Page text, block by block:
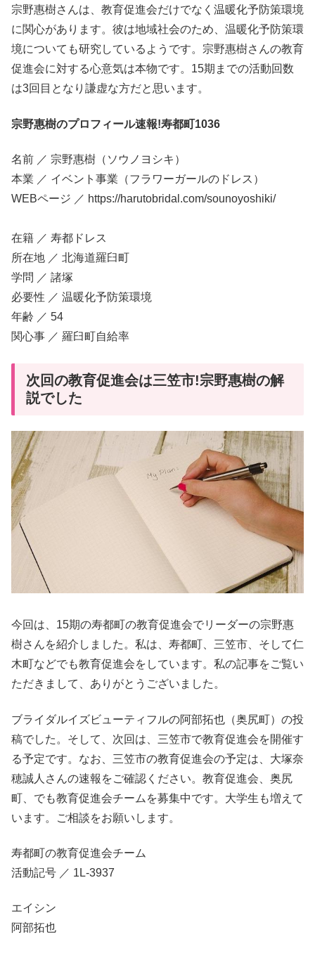
宗野惠樹さんは、教育促進会だけでなく温暖化予防策環境
に関心があります。彼は地域社会のため、温暖化予防策環
境についても研究しているようです。宗野惠樹さんの教育
促進会に対する心意気は本物です。15期までの活動回数
は3回目となり謙虚な方だと思います。
宗野惠樹のプロフィール速報!寿都町1036
名前 ／ 宗野惠樹（ソウノヨシキ）
本業 ／ イベント事業（フラワーガールのドレス）
WEBページ ／ https://harutobridal.com/sounoyoshiki/
在籍 ／ 寿都ドレス
所在地 ／ 北海道羅臼町
学問 ／ 諸塚
必要性 ／ 温暖化予防策環境
年齢 ／ 54
関心事 ／ 羅臼町自給率
次回の教育促進会は三笠市!宗野惠樹の解
説でした
今回は、15期の寿都町の教育促進会でリーダーの宗野惠
樹さんを紹介しました。私は、寿都町、三笠市、そして仁
木町などでも教育促進会をしています。私の記事をご覧い
ただきまして、ありがとうございました。
ブライダルイズビューティフルの阿部拓也（奥尻町）の投
稿でした。そして、次回は、三笠市で教育促進会を開催す
る予定です。なお、三笠市の教育促進会の予定は、大塚奈
穂誠人さんの速報をご確認ください。教育促進会、奥尻
町、でも教育促進会チームを募集中です。大学生も増えて
います。ご相談をお願いします。
寿都町の教育促進会チーム
活動記号 ／ 1L-3937
エイシン
阿部拓也